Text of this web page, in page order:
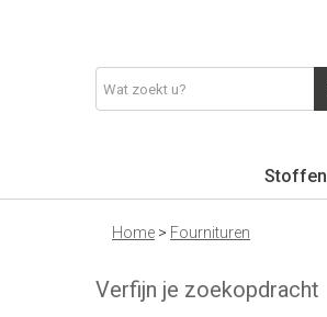
Stoffen
Home > Fournituren
Verfijn je zoekopdracht